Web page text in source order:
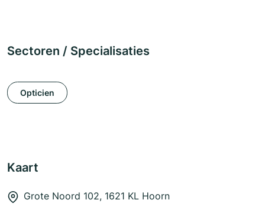
Sectoren / Specialisaties
Opticien
Kaart
Grote Noord 102, 1621 KL Hoorn